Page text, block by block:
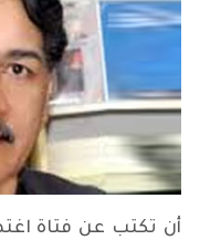
أن تكتب عن فتاة